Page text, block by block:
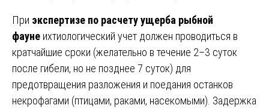
При экспертизе по расчету ущерба рыбной
фауне ихтиологический учет должен проводиться в
кратчайшие сроки (желательно в течение 2–3 суток
после гибели, но не позднее 7 суток) для
предотвращения разложения и поедания останков
некрофагами (птицами, раками, насекомыми). Задержка